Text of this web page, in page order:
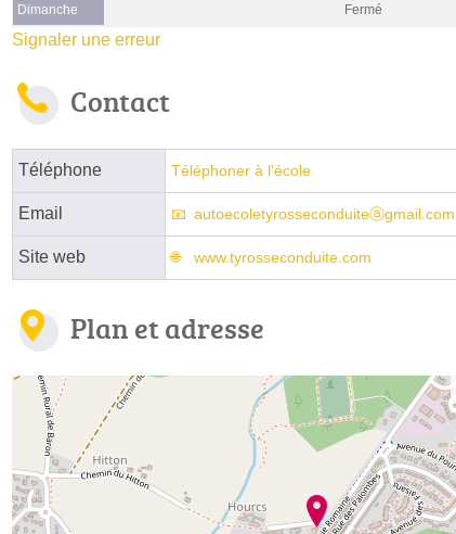
Dimanche Fermé
Signaler une erreur
Contact
Téléphone Téléphoner à l'école
Email autoecoletyrosseconduiteⓐgmail.com
Site web www.tyrosseconduite.com
Plan et adresse